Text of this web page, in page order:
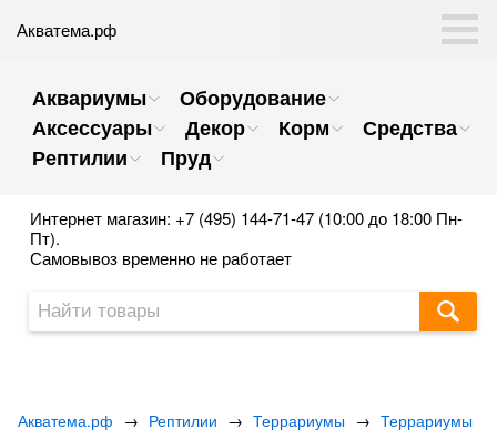
Акватема.рф
Аквариумы
Оборудование
Аксессуары
Декор Корм
Средства
Рептилии
Пруд
Интернет магазин: +7 (495) 144-71-47 (10:00 до 18:00 Пн-
Пт).
Самовывоз временно не работает
Акватема.рф → Рептилии → Террариумы → Террариумы